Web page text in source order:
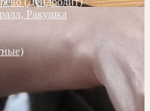
Ракушка